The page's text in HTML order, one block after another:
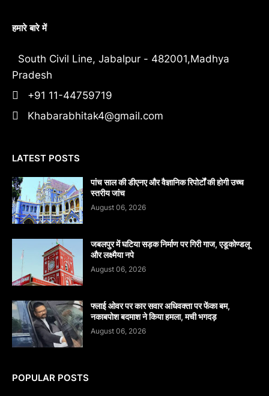
हमारे बारे में
South Civil Line, Jabalpur - 482001,Madhya
Pradesh
+91 11-44759719
Khabarabhitak4@gmail.com
LATEST POSTS
पांच साल की डीएनए और वैज्ञानिक रिपोर्टों की होगी उच्च
स्तरीय जांच
August 06, 2026
जबलपुर में घटिया सड़क निर्माण पर गिरी गाज, एडूकोण्डलू
और लक्ष्मैया नपे
August 06, 2026
फ्लाई ओवर पर कार सवार अधिवक्ता पर फेंका बम,
नकाबपोश बदमाश ने किया हमला, मची भगदड़
August 06, 2026
POPULAR POSTS